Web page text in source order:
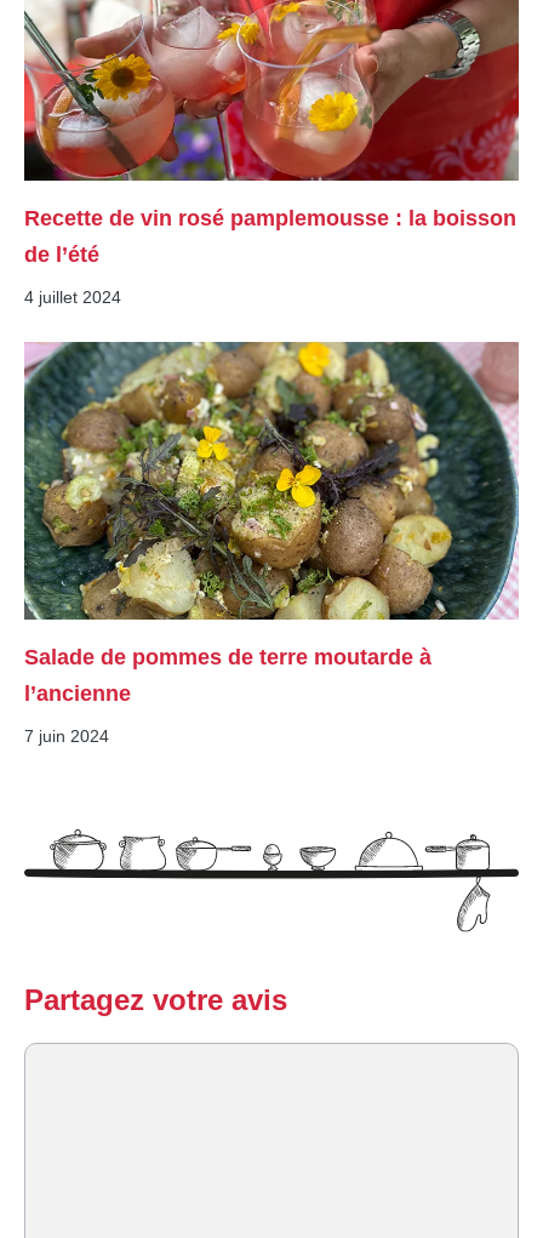
Recette de vin rosé pamplemousse : la boisson
de l’été
4 juillet 2024
Salade de pommes de terre moutarde à
l’ancienne
7 juin 2024
Partagez votre avis
Commentaire